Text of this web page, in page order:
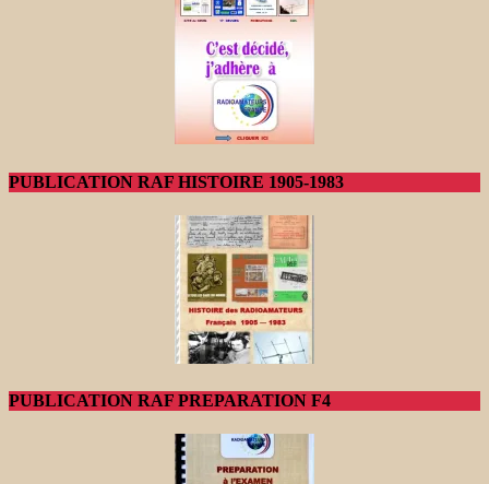
PUBLICATION RAF HISTOIRE 1905-1983
PUBLICATION RAF PREPARATION F4